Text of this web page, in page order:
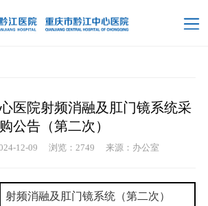
医院射频消融及肛门镜系统采
购公告（第二次）
12-09 浏览：2749 来源：办公室
射频消融及肛门镜系统（第二次）